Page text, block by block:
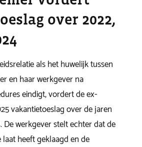
over 2022,
als het huwelijk tussen
en haar werkgever na
eindigt, vordert de ex-
vakantietoeslag over de jaren
De werkgever stelt echter dat de
heeft geklaagd en de